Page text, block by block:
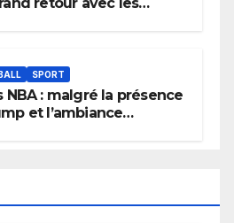
SPORT
NBA : malgré la présence
et l’ambiance